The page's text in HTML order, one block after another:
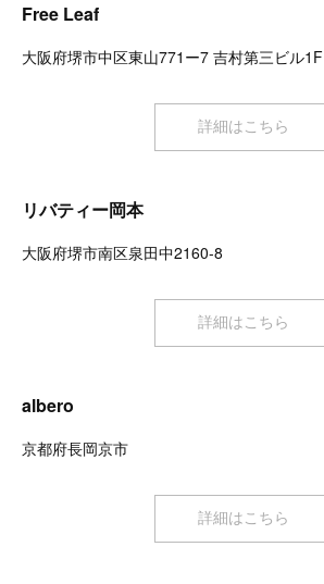
Free Leaf
大阪府堺市中区東山771ー7 吉村第三ビル1F
詳細はこちら
リバティー岡本
大阪府堺市南区泉田中2160-8
詳細はこちら
albero
京都府長岡京市
詳細はこちら